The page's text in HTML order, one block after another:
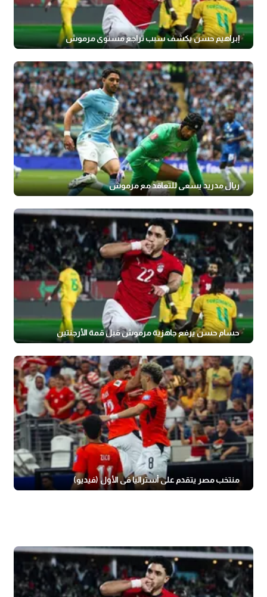
إبراهيم حسن يكشف سبب تراجع مستوى مرموش
ريال مدريد يسعى للتعاقد مع مرموش
حسام حسن يرفع جاهزية مرموش قبل قمة الأرجنتين
منتخب مصر يتقدم على أستراليا في الأول (فيديو)